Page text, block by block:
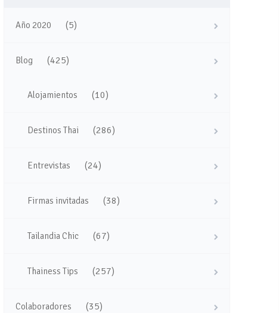
Año 2020 (5)
Blog (425)
Alojamientos (10)
Destinos Thai (286)
Entrevistas (24)
Firmas invitadas (38)
Tailandia Chic (67)
Thainess Tips (257)
Colaboradores (35)